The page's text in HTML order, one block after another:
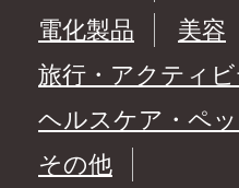
電化製品
美容
旅行・アクティビ
ヘルスケア・ペッ
その他